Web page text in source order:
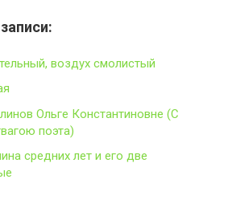
воздух смолистый
Ольге Константиновне (С
поэта)
средних лет и его две